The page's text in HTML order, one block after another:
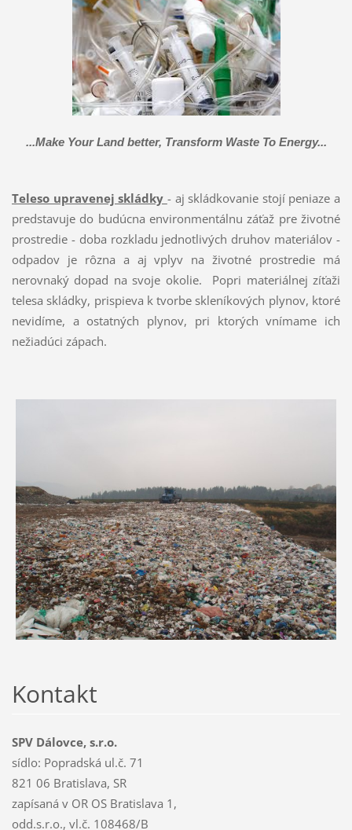
...Make Your Land better, Transform Waste To Energy...
Teleso upravenej skládky - aj skládkovanie stojí peniaze a
predstavuje do budúcna environmentálnu záťaž pre životné
prostredie - doba rozkladu jednotlivých druhov materiálov -
odpadov je rôzna a aj vplyv na životné prostredie má
nerovnaký dopad na svoje okolie. Popri materiálnej zíťaži
telesa skládky, prispieva k tvorbe skleníkových plynov, ktoré
nevidíme, a ostatných plynov, pri ktorých vnímame ich
nežiadúci zápach.
Kontakt
SPV Dálovce, s.r.o.
sídlo: Popradská ul.č. 71
821 06 Bratislava, SR
zapísaná v OR OS Bratislava 1,
odd.s.r.o., vl.č. 108468/B